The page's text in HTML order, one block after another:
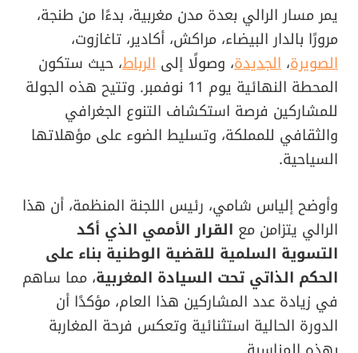
يمر مسار الرالي بعدة مدن مغربية، بدءًا من طنجة،
مرورًا بالدار البيضاء، مراكش، أكادير، تاغازوت،
الصويرة، الجديدة، وصولًا إلى الرباط، حيث ستكون
المحطة النهائية يوم 11 نوفمبر. وتتيح هذه الجولة
للمشاركين فرصة استكشاف التنوع الجغرافي
والثقافي للمملكة، وتسليط الضوء على مؤهلاتها
السياحية.
وأوضح إلياس شامي، رئيس اللجنة المنظمة، أن هذا
الرالي يتزامن مع القرار الأممي الذي أكد
التسوية السلمية للقضية الوطنية بناء على
الحكم الذاتي تحت السيادة المغربية، مما ساهم
في زيادة عدد المشاركين هذا العام، مؤكدًا أن
الدورة الحالية استثنائية وتعكس فرحة المغاربة